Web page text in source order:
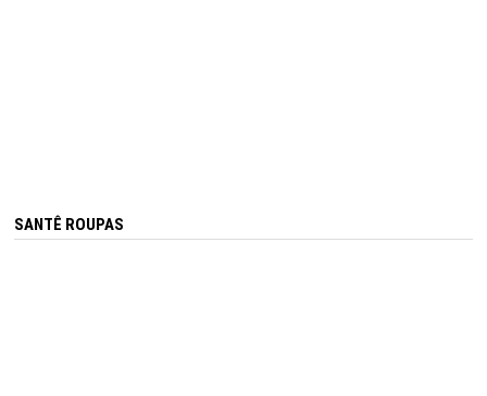
SANTÊ ROUPAS